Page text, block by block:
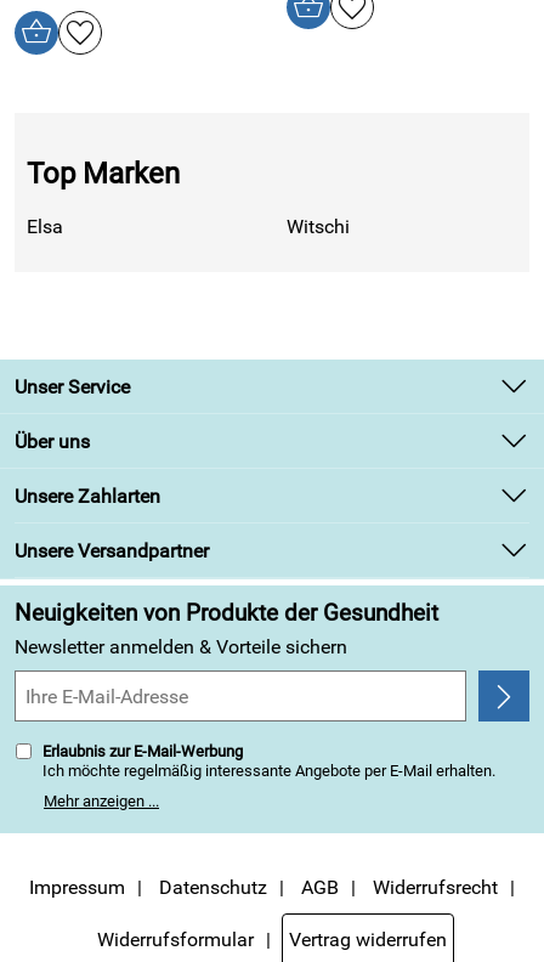
Top Marken
Elsa Witschi
Unser Service
Kontakt
Retourenabwicklung
Lieferbedingungen
Über uns
Unsere Bestseller
Angebote
Kundenbewertungen (313)
4,9/5
Unsere Zahlarten
Unsere Versandpartner
Neuigkeiten von Produkte der Gesundheit
Newsletter anmelden & Vorteile sichern
Erlaubnis zur E-Mail-Werbung
Ich möchte regelmäßig interessante Angebote per E-Mail erhalten.
weitergegeben. Zu statistischen Zwecken wird in anonymer Form
kann ich jederzeit mit Wirkung für die Zukunft widerrufen, indem ich
den Link "Abmelden" am Ende des Newsletters anklicke. Die
habe ich zur Kenntnis genommen.
Mehr anzeigen ...
Impressum Datenschutz AGB Widerrufsrecht
Widerrufsformular Vertrag widerrufen